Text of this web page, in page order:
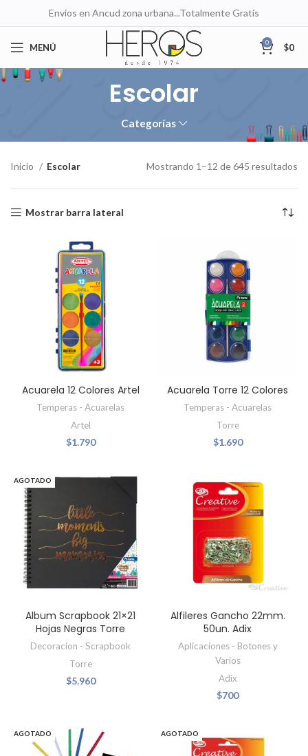
Envíos en Ancud zona urbana...Totalmente Gratis
MENÚ 0 $0
Escolar
Categorías
Inicio Escolar Mostrando 1–12 de 645 resultados
Mostrar barra lateral
Acuarela 12 Colores Artel
Temperas - Acuarelas
Artel
$1.790
Acuarela Torre 12 Colores
Temperas - Acuarelas
Torre
$1.690
AGOTADO
Album Scrapbook 21×21
Hojas Negras Torre
Decoracion - Scrapbook
Torre
$5.960
Alfileres Gancho 22mm.
50un. Adix
Aplicaciones - Botones y
Varios
Adix
$700
AGOTADO AGOTADO